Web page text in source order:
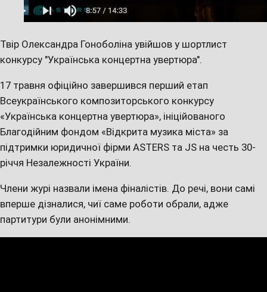
Твір Олександра Гоноболіна увійшов у шортлист
конкурсу "Українська концертна увертюра".
17 травня офіційно завершився перший етап
Всеукраїнського композиторського конкурсу
«Українська концертна увертюра», ініційованого
Благодійним фондом «Відкрита музика міста» за
підтримки юридичної фірми ASTERS та JS на честь 30-
річчя Незалежності України.
Члени журі назвали імена фіналістів. До речі, вони самі
вперше дізналися, чиї саме роботи обрали, адже
партитури були анонімними.